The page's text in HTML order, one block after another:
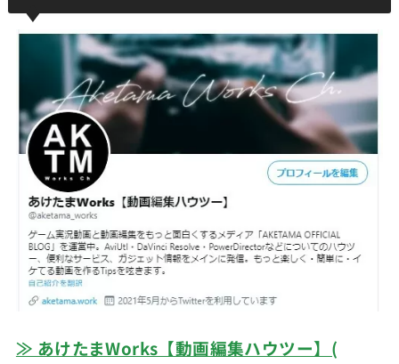
≫ あけたまWorks【動画編集ハウツー】(